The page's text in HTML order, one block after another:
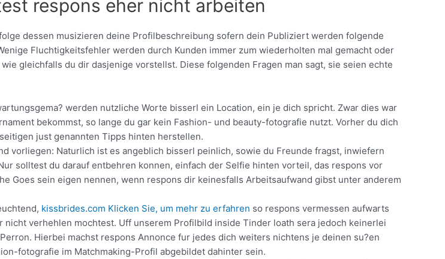
respons eher nicht arbeiten
dessen musizieren deine Profilbeschreibung sofern dein Publiziert werden folgende
Fluchtigkeitsfehler werden durch Kunden immer zum wiederholten mal gemacht oder
gleichfalls du dir dasjenige vorstellst. Diese folgenden Fragen man sagt, sie seien echte
werden nutzliche Worte bisserl ein Location, ein je dich spricht. Zwar dies war
bekommst, so lange du gar kein Fashion- und beauty-fotografie nutzt. Vorher du dich
just genannten Tipps hinten herstellen.
vorliegen: Naturlich ist es angeblich bisserl peinlich, sowie du Freunde fragst, inwiefern
solltest du darauf entbehren konnen, einfach der Selfie hinten vorteil, das respons vor
Goes sein eigen nennen, wenn respons dir keinesfalls Arbeitsaufwand gibst unter anderem
kissbrides.com Klicken Sie, um mehr zu erfahren so respons vermessen aufwarts
verhehlen mochtest. Uff unserem Profilbild inside Tinder loath sera jedoch keinerlei
Hierbei machst respons Annonce fur jedes dich weiters nichtens je deinen su?en
fotografie im Matchmaking-Profil abgebildet dahinter sein.